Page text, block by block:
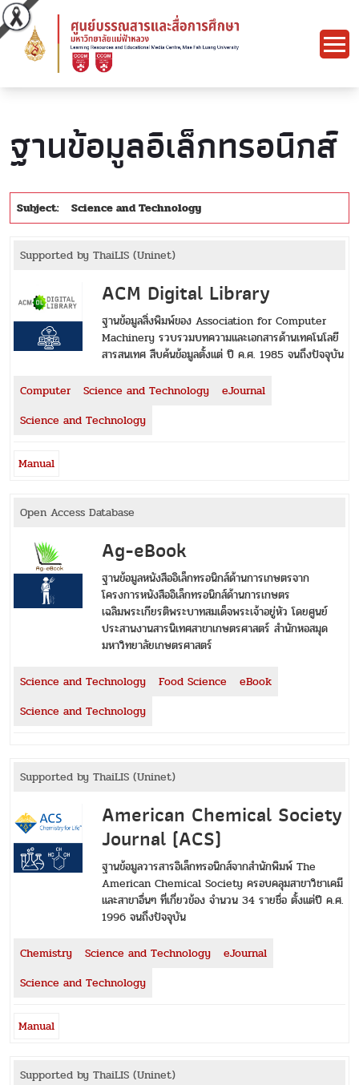
ฐานข้อมูลอิเล็กทรอนิกส์
Subject: Science and Technology
Supported by ThaiLIS (Uninet)
ACM Digital Library
ฐานข้อมูลสิ่งพิมพ์ของ Association for Computer
Machinery รวบรวมบทความและเอกสารด้านเทคโนโลยี
สารสนเทศ สืบค้นข้อมูลตั้งแต่ ปี ค.ศ. 1985 จนถึงปัจจุบัน
Computer Science and Technology
eJournal
Science and Technology
Manual
Open Access Database
Ag-eBook
ฐานข้อมูลหนังสืออิเล็กทรอนิกส์ด้านการเกษตรจาก
โครงการหนังสืออิเล็กทรอนิกส์ด้านการเกษตร
เฉลิมพระเกียรติพระบาทสมเด็จพระเจ้าอยู่หัว โดยศูนย์
ประสานงานสารนิเทศสาขาเกษตรศาสตร์ สำนักหอสมุด
มหาวิทยาลัยเกษตรศาสตร์
Science and Technology Food Science
eBook
Science and Technology
Supported by ThaiLIS (Uninet)
American Chemical Society
Journal (ACS)
ฐานข้อมูลวารสารอิเล็กทรอนิกส์จากสำนักพิมพ์ The
American Chemical Society ครอบคลุมสาขาวิชาเคมี
และสาขาอื่นๆ ที่เกี่ยวข้อง จำนวน 34 รายชื่อ ตั้งแต่ปี ค.ศ.
1996 จนถึงปัจจุบัน
Chemistry Science and Technology
eJournal
Science and Technology
Manual
Supported by ThaiLIS (Uninet)